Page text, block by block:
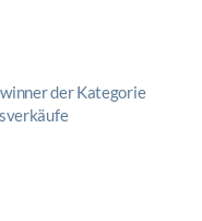
der Kategorie